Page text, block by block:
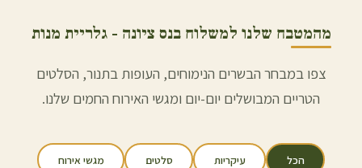
מהמטבח שלנו למשלוח בנס ציונה - גלריית מנות
צפו במבחר הבשרים הנימוחים, העופות בתנור, הסלטים
הטריים המבושלים יום-יום ומגשי האירוח החמים שלנו.
הכל עיקריות סלטים מגשי אירוח